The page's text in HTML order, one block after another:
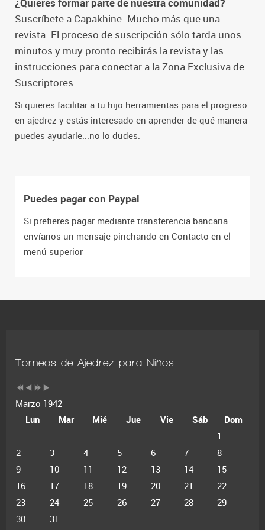
¿Quieres formar parte de nuestra comunidad?
Suscríbete a Capakhine. Mucho más que una
revista. El proceso de suscripción sólo tarda unos
minutos y muy pronto recibirás la revista y las
instrucciones para conectar a la Zona Exclusiva de
Suscriptores.
Si quieres facilitar a tu hijo herramientas para el progreso
en ajedrez y estás interesado en aprender de qué manera
puedes ayudarle...no lo dudes.
Puedes pagar con Paypal
Si prefieres pagar mediante transferencia bancaria
envíanos un mensaje pinchando en Contacto en el
menú superior
Torneos de Ajedrez para Niños
Marzo 1942
Lun
Mar Mié Jue Vie Sáb
Dom
1
2
3 4 5 6 7
8
9
10 11 12 13 14
15
16
17 18 19 20 21
22
23
24 25 26 27 28
29
30
31